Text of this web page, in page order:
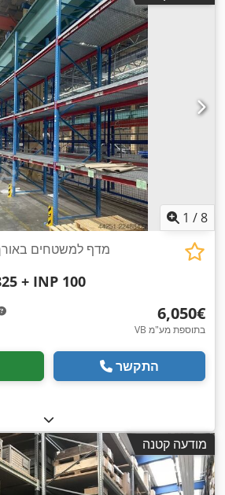
1 /8
+ INP 100
‏6,050 ‏€
VB בתוספת מע"מ
התקשר
מודעה קטנה